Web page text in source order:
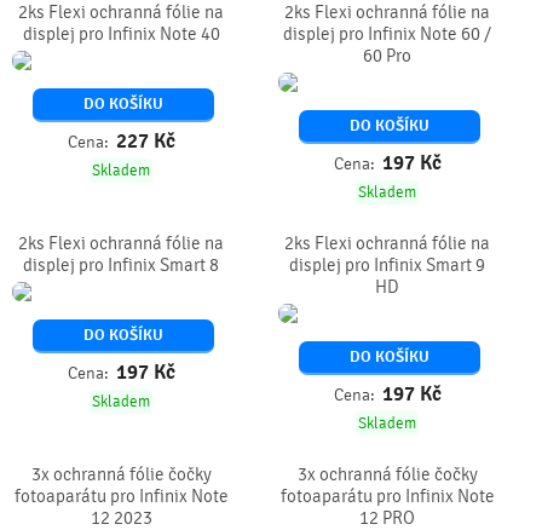
2ks Flexi ochranná fólie na
displej pro Infinix Note 40
DO KOŠÍKU
Cena: 227 Kč
Skladem
2ks Flexi ochranná fólie na
displej pro Infinix Note 60 /
60 Pro
DO KOŠÍKU
Cena: 197 Kč
Skladem
2ks Flexi ochranná fólie na
displej pro Infinix Smart 8
DO KOŠÍKU
Cena: 197 Kč
Skladem
2ks Flexi ochranná fólie na
displej pro Infinix Smart 9
HD
DO KOŠÍKU
Cena: 197 Kč
Skladem
3x ochranná fólie čočky
fotoaparátu pro Infinix Note
12 2023
3x ochranná fólie čočky
fotoaparátu pro Infinix Note
12 PRO